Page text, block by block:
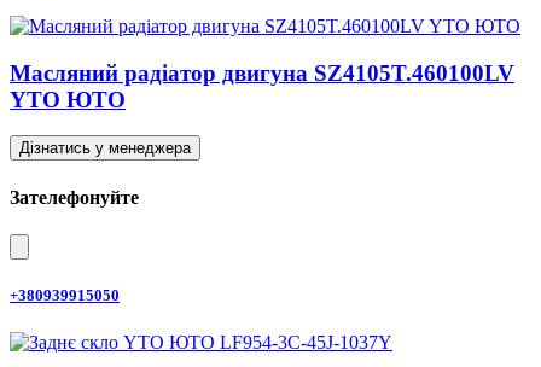
Масляний радіатор двигуна SZ4105T.460100LV
YTO ЮТО
Дізнатись у менеджера
Зателефонуйте
+380939915050